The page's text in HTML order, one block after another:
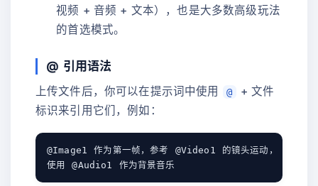
视频 + 音频 + 文本），也是大多数高级玩法
的首选模式。
@ 引用语法
上传文件后，你可以在提示词中使用 @
+ 文件
标识来引用它们，例如：
@Image1 作为第一帧，参考 @Video1 的镜头运动，